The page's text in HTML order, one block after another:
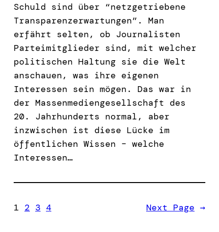
Schuld sind über “netzgetriebene
Transparenzerwartungen”. Man
erfährt selten, ob Journalisten
Parteimitglieder sind, mit welcher
politischen Haltung sie die Welt
anschauen, was ihre eigenen
Interessen sein mögen. Das war in
der Massenmediengesellschaft des
20. Jahrhunderts normal, aber
inzwischen ist diese Lücke im
öffentlichen Wissen – welche
Interessen…
1 2 3 4 Next Page →